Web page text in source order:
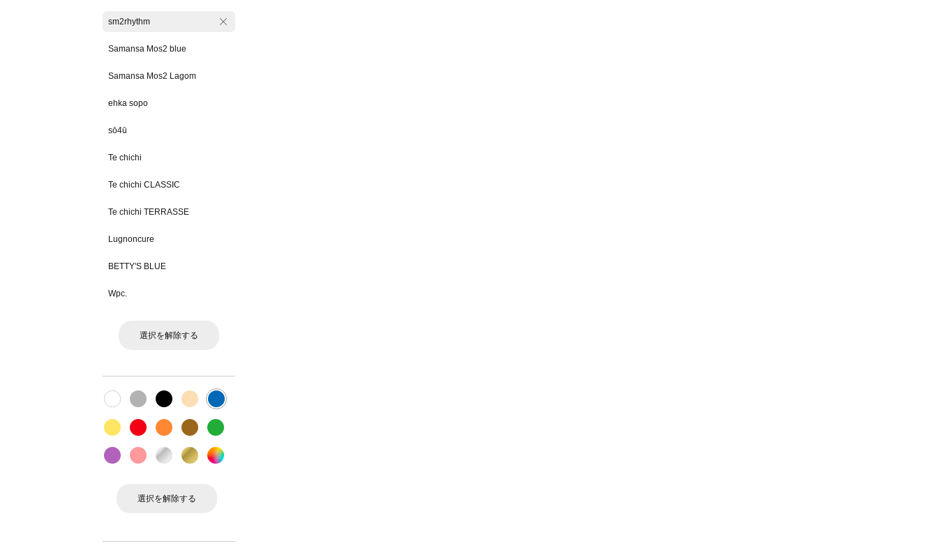
sm2rhythm
Samansa Mos2 blue
Samansa Mos2 Lagom
ehka sopo
sō4ū
Te chichi
Te chichi CLASSIC
Te chichi TERRASSE
Lugnoncure
BETTY'S BLUE
Wpc.
選択を解除する
選択を解除する